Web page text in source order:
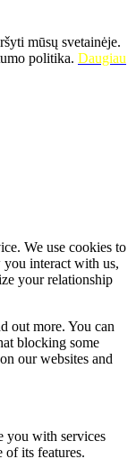
mūsų svetainėje.
politika. Daugiau
We use cookies to
interact with us,
your relationship
out more. You can
blocking some
our websites and
you with services
of its features.